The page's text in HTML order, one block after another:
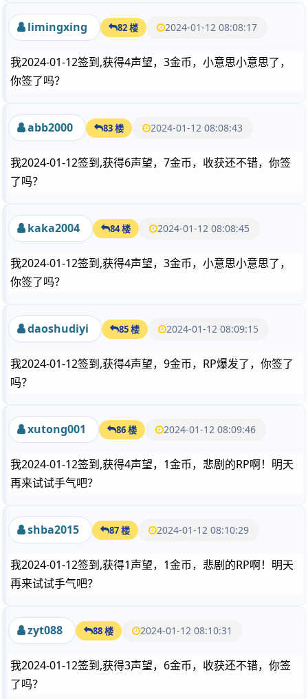
limingxing 82 楼 2024-01-12 08:08:17
我2024-01-12签到,获得4声望，3金币，小意思小意思了，
你签了吗？
abb2000 83 楼 2024-01-12 08:08:43
我2024-01-12签到,获得6声望，7金币，收获还不错，你签
了吗？
kaka2004 84 楼 2024-01-12 08:08:45
我2024-01-12签到,获得4声望，3金币，小意思小意思了，
你签了吗？
daoshudiyi 85 楼 2024-01-12 08:09:15
我2024-01-12签到,获得4声望，9金币，RP爆发了，你签了
吗？
xutong001 86 楼 2024-01-12 08:09:46
我2024-01-12签到,获得4声望，1金币，悲剧的RP啊！明天
再来试试手气吧？
shba2015 87 楼 2024-01-12 08:10:29
我2024-01-12签到,获得1声望，1金币，悲剧的RP啊！明天
再来试试手气吧？
zyt088 88 楼 2024-01-12 08:10:31
我2024-01-12签到,获得3声望，6金币，收获还不错，你签
了吗？